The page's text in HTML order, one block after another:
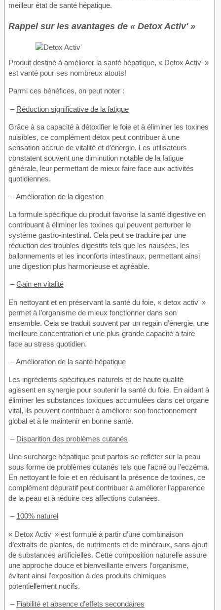
meilleur état de santé hépatique.
Rappel sur les avantages de « Detox Activ' »
Produit destiné à améliorer la santé hépatique, « Detox Activ' »
est vanté pour ses nombreux atouts!
Parmi ces bénéfices, on peut noter :
– Réduction significative de la fatigue
Grâce à sa capacité à détoxifier le foie et à éliminer les toxines
nuisibles, ce complément détox peut contribuer à une
sensation accrue de vitalité et d’énergie. Les utilisateurs
constatent souvent une diminution notable de la fatigue
générale, leur permettant de mieux faire face aux activités
quotidiennes.
–Amélioration de la digestion
La formule spécifique du produit favorise la santé digestive en
contribuant à éliminer les toxines qui peuvent perturber le
système gastro-intestinal. Cela peut se traduire par une
réduction des troubles digestifs tels que les nausées, les
ballonnements et les inconforts intestinaux, permettant ainsi
une digestion plus harmonieuse et agréable.
–Gain en vitalité
En nettoyant et en préservant la santé du foie, « detox activ' »
permet à l’organisme de mieux fonctionner dans son
ensemble. Cela se traduit souvent par un regain d’énergie, une
meilleure concentration et une plus grande capacité à faire
face au stress quotidien.
–Amélioration de la santé hépatique
Les ingrédients spécifiques naturels et de haute qualité
agissent en synergie pour soutenir la santé du foie. En aidant à
éliminer les substances toxiques accumulées dans cet organe
vital, ils peuvent contribuer à améliorer son fonctionnement
global et à le maintenir en bonne santé.
– Disparition des problèmes cutanés
Une surcharge hépatique peut parfois se refléter sur la peau
sous forme de problèmes cutanés tels que l’acné ou l’eczéma.
En nettoyant le foie et en réduisant la présence de toxines, ce
complément dépuratif peut contribuer à améliorer l’apparence
de la peau et à réduire ces affections cutanées.
– 100% naturel
« Detox Activ' » est formulé à partir d’une combinaison
d’extraits de plantes, de nutriments et de minéraux, sans ajout
de substances artificielles. Cette composition naturelle assure
une approche douce et bienveillante envers l’organisme,
évitant ainsi l’exposition à des produits chimiques
potentiellement nocifs.
– Fiabilité et absence d’effets secondaires